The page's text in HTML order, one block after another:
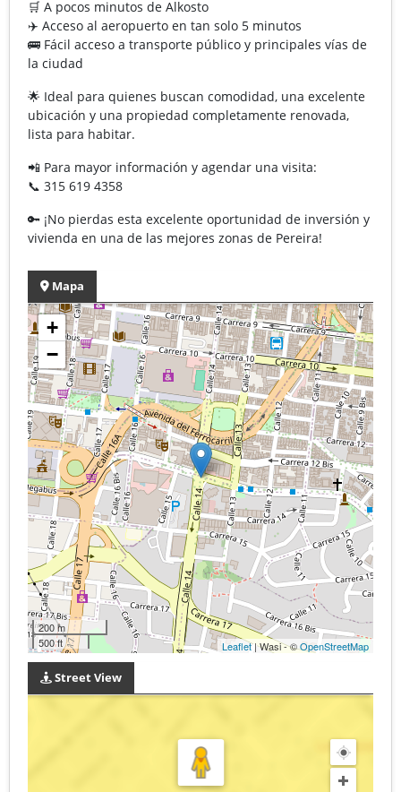
🛒 A pocos minutos de Alkosto
✈️ Acceso al aeropuerto en tan solo 5 minutos
🚌 Fácil acceso a transporte público y principales vías de
la ciudad
🌟 Ideal para quienes buscan comodidad, una excelente
ubicación y una propiedad completamente renovada,
lista para habitar.
📲 Para mayor información y agendar una visita:
📞 315 619 4358
🔑 ¡No pierdas esta excelente oportunidad de inversión y
vivienda en una de las mejores zonas de Pereira!
Mapa
+
−
200 m
500 ft
Leaflet| Wasi - ©OpenStreetMap
Street View